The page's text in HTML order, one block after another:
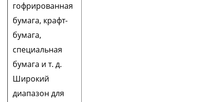
гофрированная
бумага, крафт-
бумага,
специальная
бумага и т. д.
Широкий
диапазон для